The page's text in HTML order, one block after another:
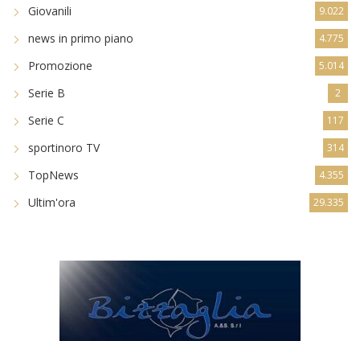
Giovanili 9.022
news in primo piano 4.775
Promozione 5.014
Serie B 2
Serie C 117
sportinoro TV 314
TopNews 4.355
Ultim'ora 29.335